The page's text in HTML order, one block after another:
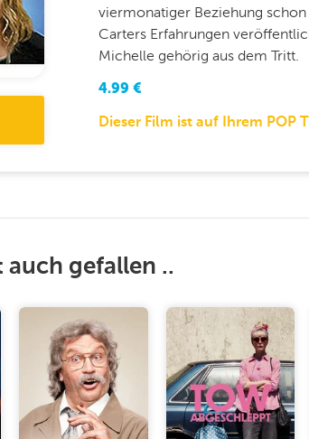
viermonatiger Beziehung
Carters Erfahrungen
Michelle gehörig aus dem Tritt.
4.99 €
Dieser Film ist auf Ihrem POP
auch gefallen ..